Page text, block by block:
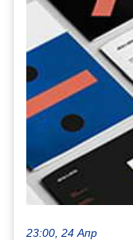
23:00, 24 Апр